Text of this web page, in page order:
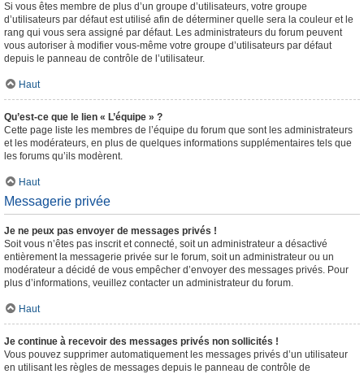
Si vous êtes membre de plus d’un groupe d’utilisateurs, votre groupe
d’utilisateurs par défaut est utilisé afin de déterminer quelle sera la couleur et le
rang qui vous sera assigné par défaut. Les administrateurs du forum peuvent
vous autoriser à modifier vous-même votre groupe d’utilisateurs par défaut
depuis le panneau de contrôle de l’utilisateur.
Haut
Qu’est-ce que le lien « L’équipe » ?
Cette page liste les membres de l’équipe du forum que sont les administrateurs
et les modérateurs, en plus de quelques informations supplémentaires tels que
les forums qu’ils modèrent.
Haut
Messagerie privée
Je ne peux pas envoyer de messages privés !
Soit vous n’êtes pas inscrit et connecté, soit un administrateur a désactivé
entièrement la messagerie privée sur le forum, soit un administrateur ou un
modérateur a décidé de vous empêcher d’envoyer des messages privés. Pour
plus d’informations, veuillez contacter un administrateur du forum.
Haut
Je continue à recevoir des messages privés non sollicités !
Vous pouvez supprimer automatiquement les messages privés d’un utilisateur
en utilisant les règles de messages depuis le panneau de contrôle de